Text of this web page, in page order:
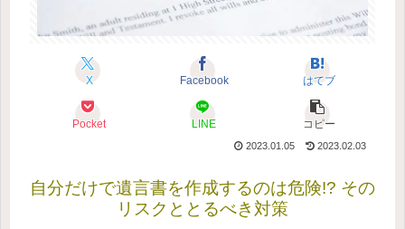
X Facebook はてブ
Pocket LINE コピー
2023.01.05 2023.02.03
自分だけで遺言書を作成するのは危険!? その
リスクととるべき対策